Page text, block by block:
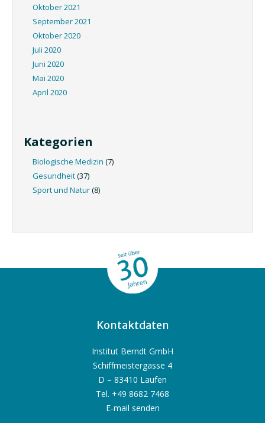
Oktober 2021
September 2021
Oktober 2020
Juli 2020
Juni 2020
Mai 2020
April 2020
Kategorien
Biologische Medizin (7)
Gesundheit(37)
Sport und Natur(8)
Kontaktdaten
Institut Berndt GmbH
Schiffmeistergasse 4
D – 83410 Laufen
Tel. +49 8682 7468
E-mail senden